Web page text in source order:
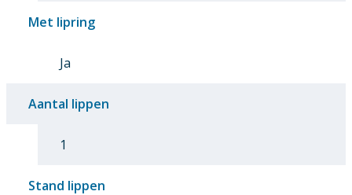
Met lipring
Ja
Aantal lippen
1
Stand lippen